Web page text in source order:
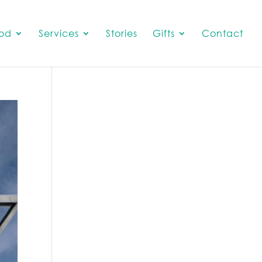
Services Stories Gifts Contact